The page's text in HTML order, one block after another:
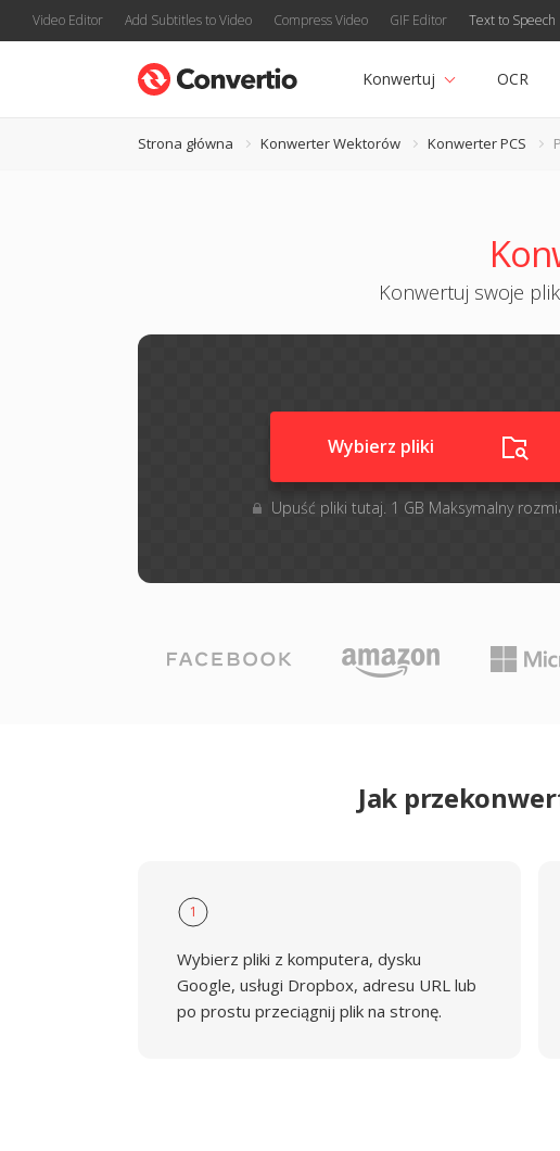
Video Editor Add Subtitles to Video Compress Video GIF Editor Text to Speech
Konwertuj OCR
Strona główna Konwerter Wektorów Konwerter PCS
Konwertuj swoje
Wybierz pliki
Upuść pliki tutaj. 1 GB Maksymalny
Jak
1
Wybierz pliki z komputera, dysku
Google, usługi Dropbox, adresu URL lub
po prostu przeciągnij plik na stronę.